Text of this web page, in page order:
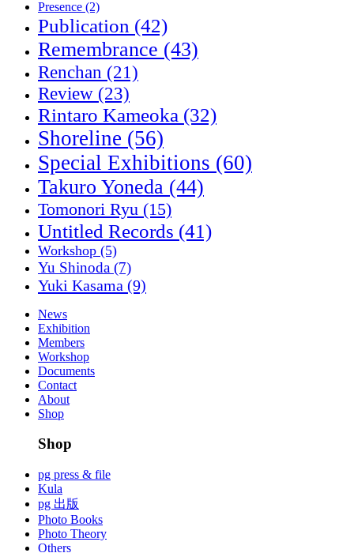
Presence (2)
Publication (42)
Remembrance (43)
Renchan (21)
Review (23)
Rintaro Kameoka (32)
Shoreline (56)
Special Exhibitions (60)
Takuro Yoneda (44)
Tomonori Ryu (15)
Untitled Records (41)
Workshop (5)
Yu Shinoda (7)
Yuki Kasama (9)
News
Exhibition
Members
Workshop
Documents
Contact
About
Shop
Shop
pg press & file
Kula
pg 出版
Photo Books
Photo Theory
Others